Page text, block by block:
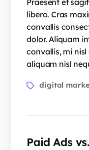
Praesent et
libero. Cras
convallis
dolor. Aliquam
convallis, mi
aliquam nisl
digital
Paid Ads